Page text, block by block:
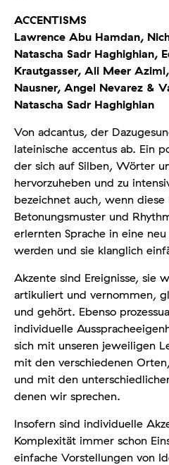
ACCENTISMS
Lawrence Abu Hamdan,
Natascha Sadr Haghighian,
Krautgasser, Ali Meer
Nausner, Angel Nevarez &
Natascha Sadr Haghighian
Von adcantus, der
lateinische accentus ab. Ein
der sich auf Silben, Wörter
hervorzuheben und zu
bezeichnet auch, wenn
Betonungsmuster und
erlernten Sprache in eine
werden und sie klanglich
Akzente sind Ereignisse, sie
artikuliert und vernom­men,
und gehört. Ebenso
individuelle
sich mit unseren jeweiligen
mit den verschiedenen
und mit den
denen wir sprechen.
Insofern sind individuelle
Komplexität immer schon
einfache Vorstellungen von